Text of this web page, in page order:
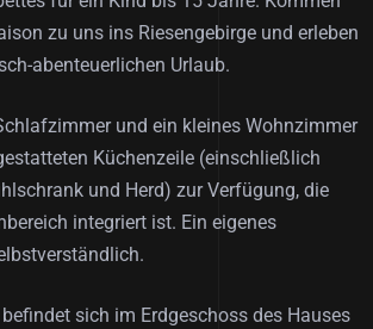
zu uns ins Riesengebirge und erleben
abenteuerlichen Urlaub.
und ein kleines Wohnzimmer
Küchenzeile (einschließlich
und Herd) zur Verfügung, die
integriert ist. Ein eigenes
sich im Erdgeschoss des Hauses